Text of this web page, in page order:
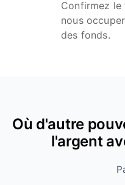
Confirmez
nous
des fonds.
Où d'autre
l'argent